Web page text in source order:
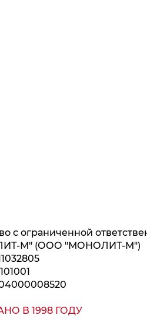
с ограниченной
М" (ООО "МОНОЛИТ-М")
В 1998 ГОДУ